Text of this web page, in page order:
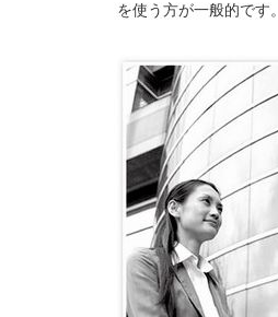
を使う方が一般的です。